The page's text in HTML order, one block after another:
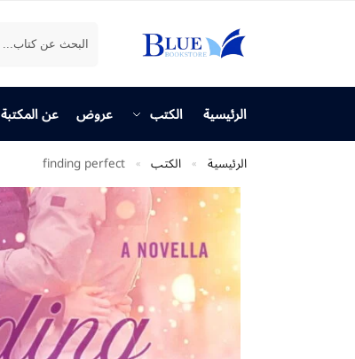
بحث
الرئيسية الكتب عروض عن المكتبة
الرئيسية » الكتب »
finding perfect